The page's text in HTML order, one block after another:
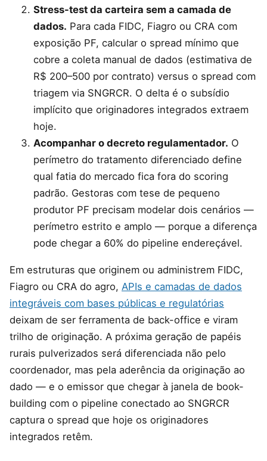
Stress-test da carteira sem a camada de
dados. Para cada FIDC, Fiagro ou CRA com
exposição PF, calcular o spread mínimo que
cobre a coleta manual de dados (estimativa de
R$ 200–500 por contrato) versus o spread com
triagem via SNGRCR. O delta é o subsídio
implícito que originadores integrados extraem
hoje.
Acompanhar o decreto regulamentador. O
perímetro do tratamento diferenciado define
qual fatia do mercado fica fora do scoring
padrão. Gestoras com tese de pequeno
produtor PF precisam modelar dois cenários —
perímetro estrito e amplo — porque a diferença
pode chegar a 60% do pipeline endereçável.
Em estruturas que originem ou administrem FIDC,
Fiagro ou CRA do agro, APIs e camadas de dados
integráveis com bases públicas e regulatórias
deixam de ser ferramenta de back-office e viram
trilho de originação. A próxima geração de papéis
rurais pulverizados será diferenciada não pelo
coordenador, mas pela aderência da originação ao
dado — e o emissor que chegar à janela de book-
building com o pipeline conectado ao SNGRCR
captura o spread que hoje os originadores
integrados retêm.